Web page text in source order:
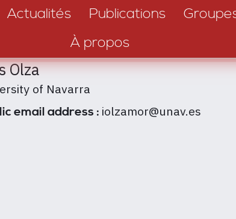
Actualités Publications
À propos
Olza
of Navarra
email address : iolzamor@unav.es